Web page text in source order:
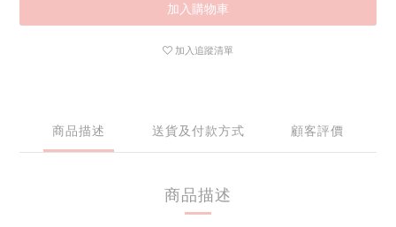
加入購物車
加入追蹤清單
商品描述 送貨及付款方式 顧客評價
商品描述